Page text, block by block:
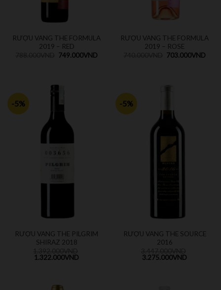
RƯỢU VANG THE FORMULA
2019 – RED
749.000VND
RƯỢU VANG THE FORMULA
2019 – ROSE
703.000VND
-5%
RƯỢU VANG THE PILGRIM
SHIRAZ 2018
1.322.000VND
-5%
RƯỢU VANG THE SOURCE
2016
3.275.000VND